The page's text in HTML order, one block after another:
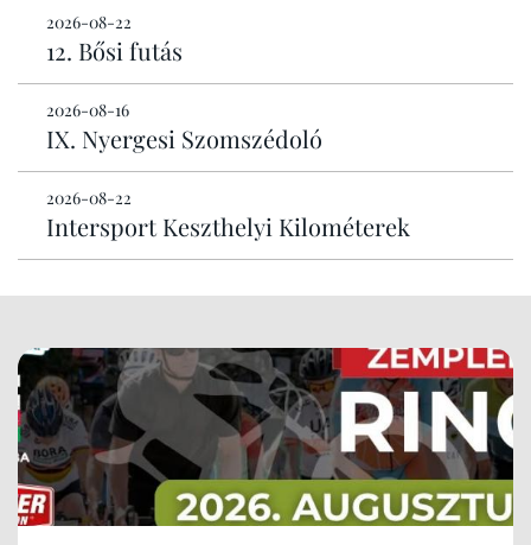
2026-08-22
12. Bősi futás
2026-08-16
IX. Nyergesi Szomszédoló
2026-08-22
Intersport Keszthelyi Kilométerek